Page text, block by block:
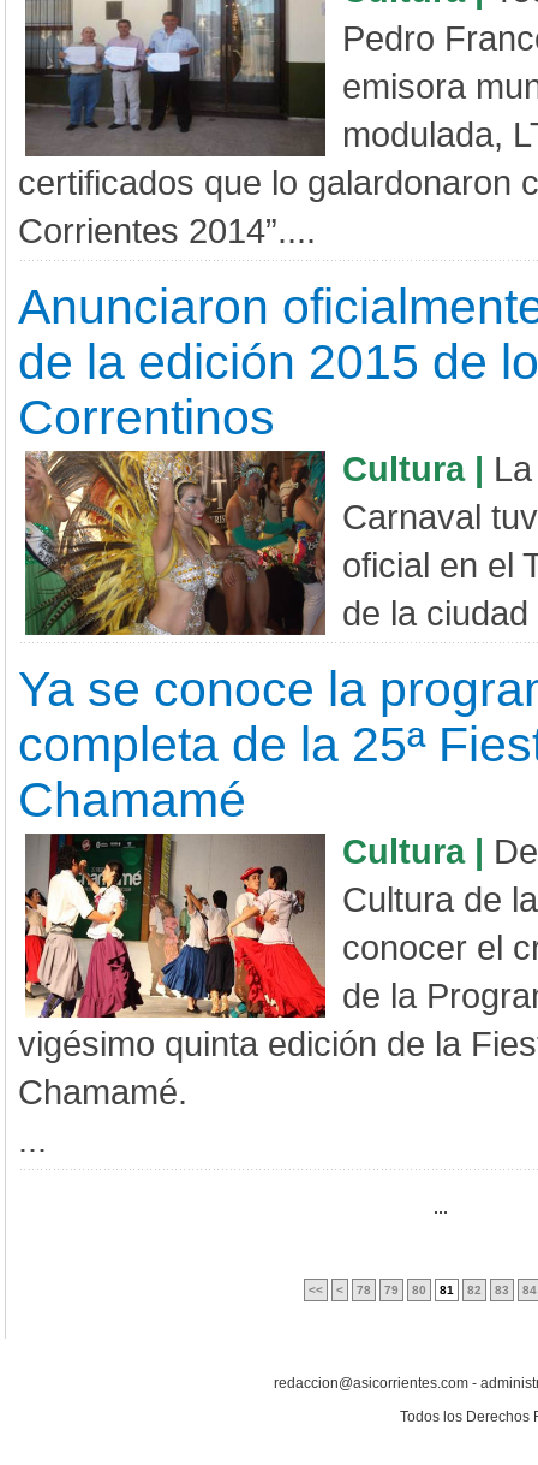
Pedro
emisora
modulada,
certificados que lo galardonaron
Corrientes 2014”....
Anunciaron
de la edición 2015 de
Correntinos
Cultura |
Carnaval
oficial en el
de la
Ya se conoce la
completa de la 25ª
Chamamé
Cultura |
Cultura de
conocer el
de la
vigésimo quinta edición de la
Chamamé.
...
...
<< < 78 79 80 81 82 83 84
redaccion@asicorrientes.com -
Todos los Derechos